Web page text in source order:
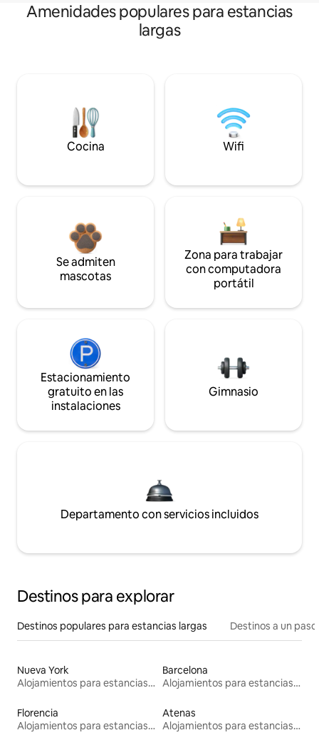
Amenidades populares para estancias
largas
Cocina Wifi
Se admiten
mascotas
Zona para trabajar
con computadora
portátil
Estacionamiento
gratuito en las
instalaciones
Gimnasio
Departamento con servicios incluidos
Destinos para explorar
Destinos populares para estancias largas Destinos a un
Nueva York
Alojamientos para estancias largas
Barcelona
Alojamientos para estancias largas
Florencia
Alojamientos para estancias largas
Atenas
Alojamientos para estancias largas